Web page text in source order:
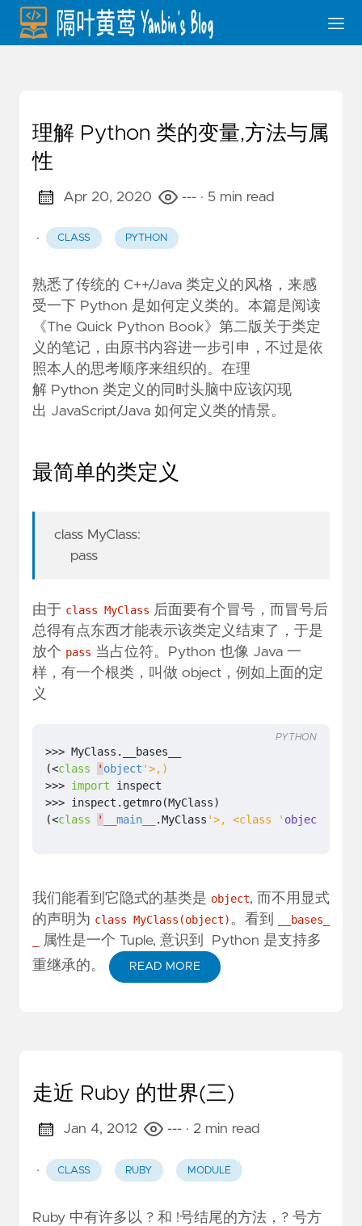
理解 Python 类的变量,方法与属
性
Apr 20, 2020 --- · 5 min read
· CLASS PYTHON
熟悉了传统的 C++/Java 类定义的风格，来感
受一下 Python 是如何定义类的。本篇是阅读
《The Quick Python Book》第二版关于类定
义的笔记，由原书内容进一步引申，不过是依
照本人的思考顺序来组织的。在理
解 Python 类定义的同时头脑中应该闪现
出 JavaScript/Java 如何定义类的情景。
最简单的类定义
class MyClass:
pass
由于 class MyClass 后面要有个冒号，而冒号后
总得有点东西才能表示该类定义结束了，于是
放个 pass 当占位符。Python 也像 Java 一
样，有一个根类，叫做 object，例如上面的定
义
>>> MyClass .
__bases__
(<class ' object '>,)
>>> import
inspect
>>> inspect . getmro(MyClass)
(<class ' __main__ .MyClass '>, <class ' object
PYTHON
我们能看到它隐式的基类是 object, 而不用显式
的声明为 class MyClass(object) 。看到
__bases_
属性是一个 Tuple, 意识到 Python 是支持多
重继承的。
READ MORE
走近 Ruby 的世界(三)
Jan 4, 2012 --- · 2 min read
· CLASS RUBY MODULE
Ruby 中有许多以 ? 和 !号结尾的方法，? 号方